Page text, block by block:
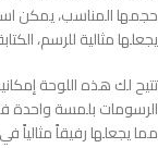
حجمها المناسب، يمكن
يجعلها مثالية للرسم،
تتيح لك هذه اللوحة
الرسومات بلمسة واحدة
مما يجعلها رفيقاً مثالياً